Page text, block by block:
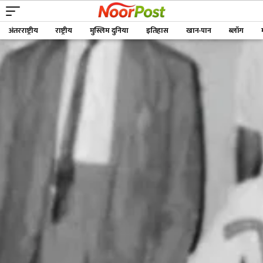
अंतरराष्ट्रीय राष्ट्रीय मुस्लिम दुनिया इतिहास खान-पान ब्लॉग